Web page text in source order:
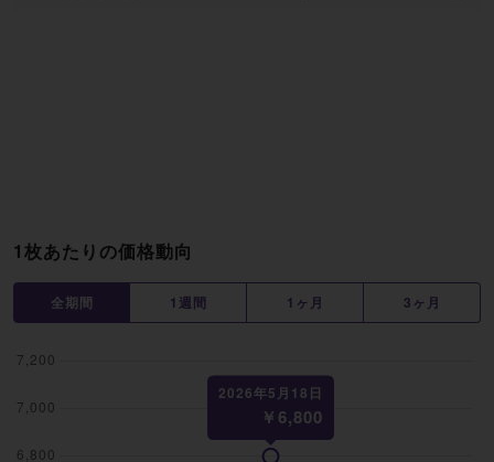
1枚あたりの価格動向
全期間 1週間 1ヶ月 3ヶ月